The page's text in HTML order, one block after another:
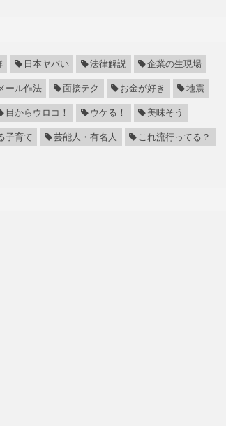
日本ヤバい 法律解説 企業の生現場
ール作法 面接テク お金が好き 地震
目からウロコ！ ウケる！ 美味そう
子育て 芸能人・有名人 これ流行ってる？